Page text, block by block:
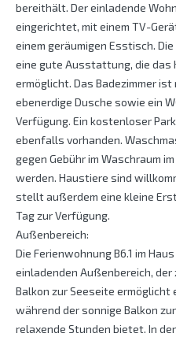
bereithält. Der einladende
eingerichtet, mit einem TV-
einem geräumigen Esstisch.
eine gute Ausstattung, die das
ermöglicht. Das Badezimmer
ebenerdige Dusche sowie ein
Verfügung. Ein kostenloser
ebenfalls vorhanden.
gegen Gebühr im Waschraum
werden. Haustiere sind
stellt außerdem eine kleine
Tag zur Verfügung.
Außenbereich:
Die Ferienwohnung B6.1 im
einladenden Außenbereich,
Balkon zur Seeseite ermöglicht
während der sonnige Balkon
relaxende Stunden bietet. In